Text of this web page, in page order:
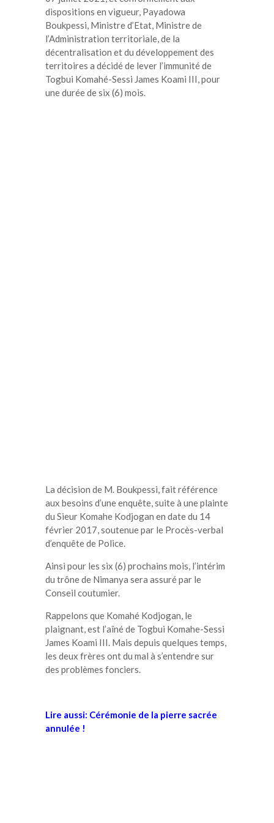
dispositions en vigueur, Payadowa
Boukpessi, Ministre d’Etat, Ministre de
l’Administration territoriale, de la
décentralisation et du développement des
territoires a décidé de lever l’immunité de
Togbui Komahé-Sessi James Koami III, pour
une durée de six (6) mois.
La décision de M. Boukpessi, fait référence
aux besoins d’une enquête, suite à une plainte
du Sieur Komahe Kodjogan en date du 14
février 2017, soutenue par le Procès-verbal
d’enquête de Police.
Ainsi pour les six (6) prochains mois, l’intérim
du trône de Nimanya sera assuré par le
Conseil coutumier.
Rappelons que Komahé Kodjogan, le
plaignant, est l’aîné de Togbui Komahe-Sessi
James Koami III. Mais depuis quelques temps,
les deux frères ont du mal à s’entendre sur
des problèmes fonciers.
Lire aussi: Cérémonie de la pierre sacrée
annulée !